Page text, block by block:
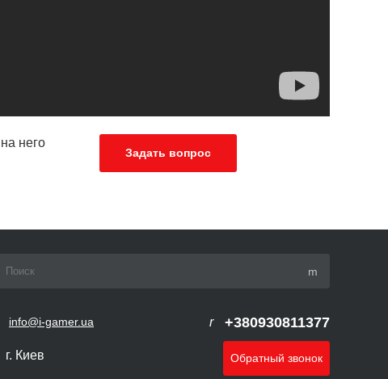
него
Задать вопрос
info@i-gamer.ua
г. Киев
+380930811377
Обратный звонок